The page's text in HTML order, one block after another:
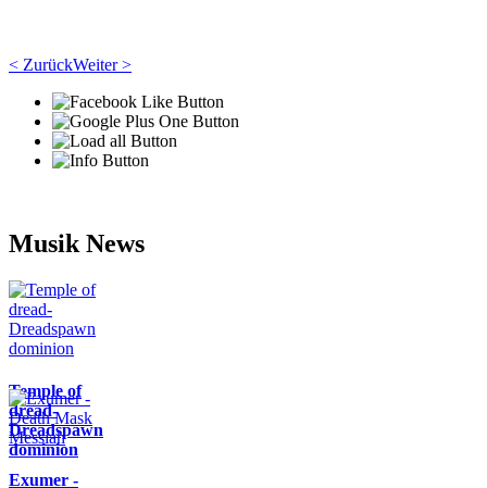
< ZurückWeiter >
Musik News
Temple of
dread-
Dreadspawn
dominion
Exumer -